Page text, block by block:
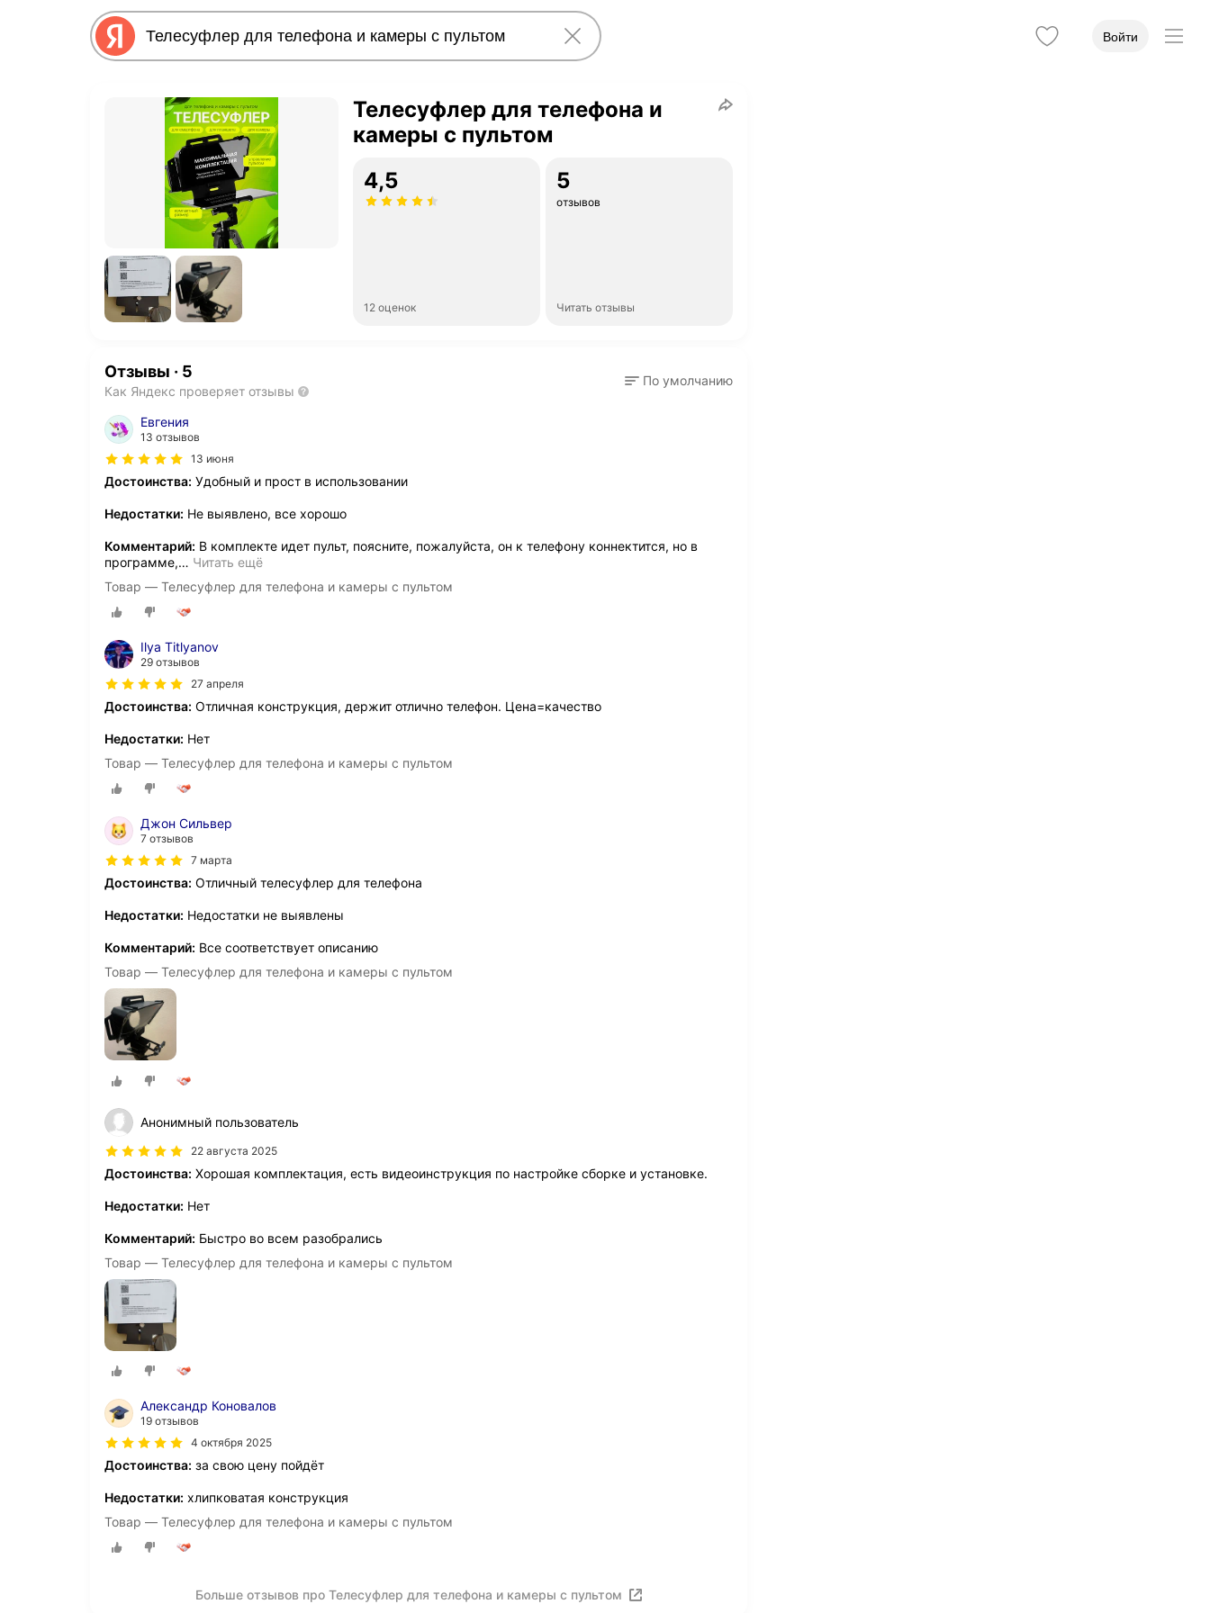
Войти
Телесуфлер для телефона и
камеры с пультом
4,5
12 оценок
5
отзывов
Читать отзывы
Отзывы · 5
Как Яндекс проверяет отзывы
По умолчанию
Евгения
13 отзывов
13 июня
Достоинства: Удобный и прост в использовании
Недостатки: Не выявлено, все хорошо
Комментарий: В комплекте идет пульт, поясните, пожалуйста, он к телефону коннектится, но в
программе,… Читать ещё
Товар — Телесуфлер для телефона и камеры с пультом
Ilya Titlyanov
29 отзывов
27 апреля
Достоинства: Отличная конструкция, держит отлично телефон. Цена=качество
Недостатки: Нет
Товар — Телесуфлер для телефона и камеры с пультом
Джон Сильвер
7 отзывов
7 марта
Достоинства: Отличный телесуфлер для телефона
Недостатки: Недостатки не выявлены
Комментарий: Все соответствует описанию
Товар — Телесуфлер для телефона и камеры с пультом
Анонимный пользователь
22 августа 2025
Достоинства: Хорошая комплектация, есть видеоинструкция по настройке сборке и установке.
Недостатки: Нет
Комментарий: Быстро во всем разобрались
Товар — Телесуфлер для телефона и камеры с пультом
Александр Коновалов
19 отзывов
4 октября 2025
Достоинства: за свою цену пойдёт
Недостатки: хлипковатая конструкция
Товар — Телесуфлер для телефона и камеры с пультом
Больше отзывов про Телесуфлер для телефона и камеры с пультом